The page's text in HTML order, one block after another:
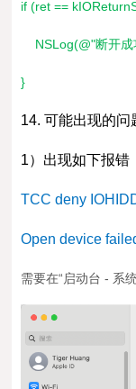
if (ret ==
NSLog(@"断开成
}
14. 可能出现的问
1）出现如下报错
TCC deny
Open device
需要在“启动台 - 系